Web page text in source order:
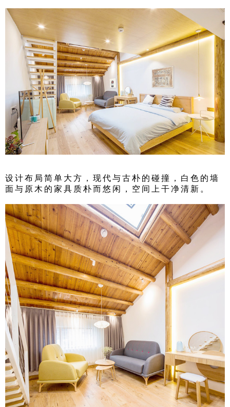
设计布局简单大方，现代与古朴的碰撞，白色的墙
面与原木的家具质朴而悠闲，空间上干净清新。